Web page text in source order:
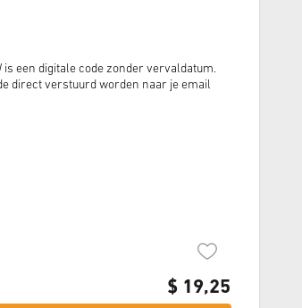
is een digitale code zonder vervaldatum.
direct verstuurd worden naar je email
$ 19,25